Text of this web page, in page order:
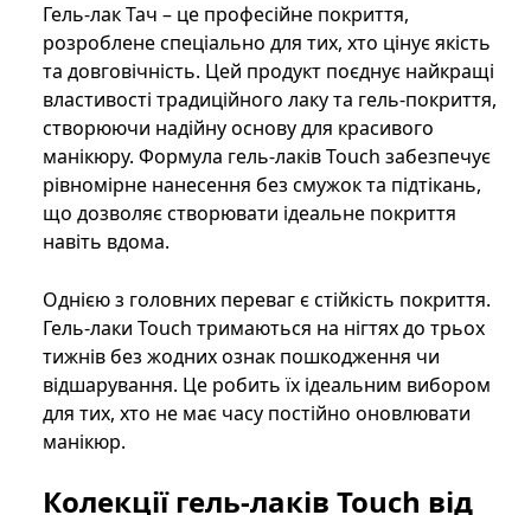
Гель-лак Тач – це професійне покриття,
розроблене спеціально для тих, хто цінує якість
та довговічність. Цей продукт поєднує найкращі
властивості традиційного лаку та гель-покриття,
створюючи надійну основу для красивого
манікюру. Формула гель-лаків Touch забезпечує
рівномірне нанесення без смужок та підтікань,
що дозволяє створювати ідеальне покриття
навіть вдома.
Однією з головних переваг є стійкість покриття.
Гель-лаки Touch тримаються на нігтях до трьох
тижнів без жодних ознак пошкодження чи
відшарування. Це робить їх ідеальним вибором
для тих, хто не має часу постійно оновлювати
манікюр.
Колекції гель-лаків Touch від